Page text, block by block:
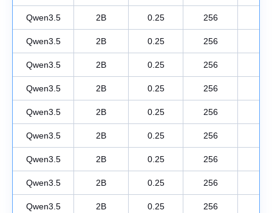
Qwen3.5 2B 0.25 256
Qwen3.5 2B 0.25 256
Qwen3.5 2B 0.25 256
Qwen3.5 2B 0.25 256
Qwen3.5 2B 0.25 256
Qwen3.5 2B 0.25 256
Qwen3.5 2B 0.25 256
Qwen3.5 2B 0.25 256
Qwen3.5 2B 0.25 256